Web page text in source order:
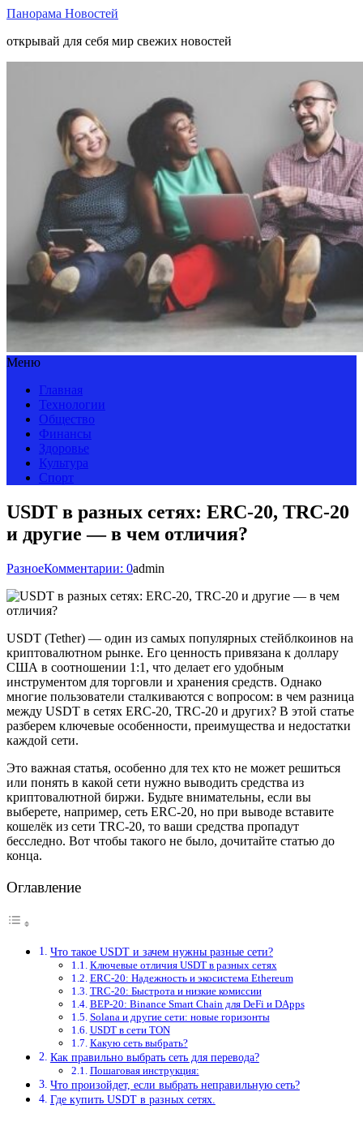
Панорама Новостей
открывай для себя мир свежих новостей
Меню
Главная
Технологии
Общество
Финансы
Здоровье
Культура
Спорт
USDT в разных сетях: ERC-20, TRC-20
и другие — в чем отличия?
РазноеКомментарии: 0admin
USDT (Tether) — один из самых популярных стейблкоинов на
криптовалютном рынке. Его ценность привязана к доллару
США в соотношении 1:1, что делает его удобным
инструментом для торговли и хранения средств. Однако
многие пользователи сталкиваются с вопросом: в чем разница
между USDT в сетях ERC-20, TRC-20 и других? В этой статье
разберем ключевые особенности, преимущества и недостатки
каждой сети.
Это важная статья, особенно для тех кто не может решиться
или понять в какой сети нужно выводить средства из
криптовалютной биржи. Будьте внимательны, если вы
выберете, например, сеть ERC-20, но при выводе вставите
кошелёк из сети TRC-20, то ваши средства пропадут
бесследно. Вот чтобы такого не было, дочитайте статью до
конца.
Оглавление
Что такое USDT и зачем нужны разные сети?
Ключевые отличия USDT в разных сетях
ERC-20: Надежность и экосистема Ethereum
TRC-20: Быстрота и низкие комиссии
BEP-20: Binance Smart Chain для DeFi и DApps
Solana и другие сети: новые горизонты
USDT в сети TON
Какую сеть выбрать?
Как правильно выбрать сеть для перевода?
Пошаговая инструкция:
Что произойдет, если выбрать неправильную сеть?
Где купить USDT в разных сетях.